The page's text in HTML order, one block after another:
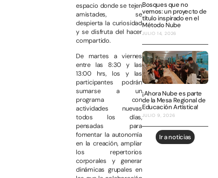
espacio donde se tejen
amistades, se
despierta la curiosidad
y se disfruta del hacer
compartido.
De martes a viernes
entre las 8:30 y las
13:00 hrs, los y las
participantes podrán
sumarse a un
programa con
actividades nuevas
todos los días,
pensadas para
fomentar la autonomía
en la creación, ampliar
los repertorios
corporales y generar
dinámicas grupales en
Bosques que no
vemos: un proyecto de
título inspirado en el
Método Nube
JULIO 14, 2026
¡Ahora Nube es parte
de la Mesa Regional de
Educación Artística!
JULIO 9, 2026
Ir a noticias